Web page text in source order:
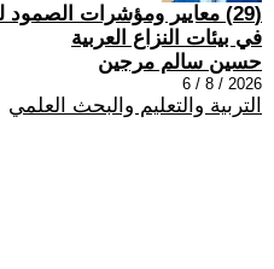
(29) معايير ومؤشرات
في بيئات النزاع العربية
حسين سالم مرجين
2026 / 8 / 6
التربية والتعليم والبحث العلمي